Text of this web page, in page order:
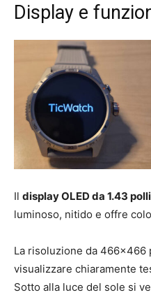
Display e
Il display OLED da 1.43
luminoso, nitido e offre
La risoluzione da 466×466
visualizzare chiaramente
Sotto alla luce del sole si